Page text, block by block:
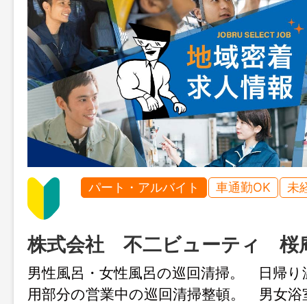
パート・アルバイト 車通勤OK 未
株式会社 不二ビューティ 桜
男性風呂・女性風呂の巡回清掃。 日帰り
用部分の営業中の巡回清掃整頓。 男女